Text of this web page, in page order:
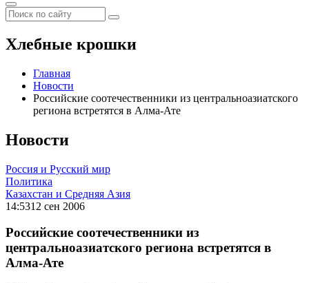
Хлебные крошки
Главная
Новости
Российские соотечественники из центральноазиатского
региона встретятся в Алма-Ате
Новости
Россия и Русский мир
Политика
Казахстан и Средняя Азия
14:5312 сен 2006
Российские соотечественники из
центральноазиатского региона встретятся в
Алма-Ате